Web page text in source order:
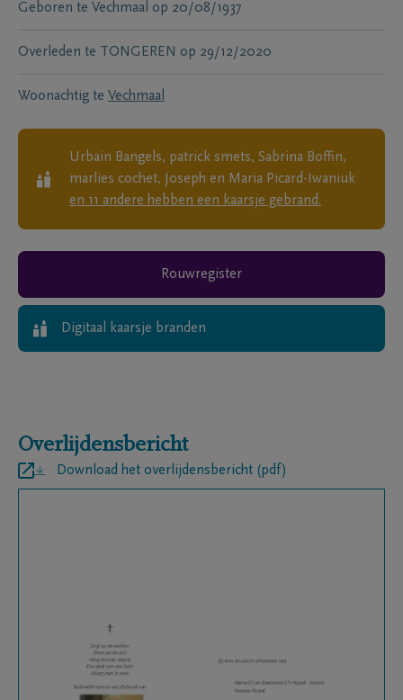
Geboren te Vechmaal op 20/08/1937
Overleden te TONGEREN op 29/12/2020
Woonachtig te Vechmaal
Urbain Bangels, patrick smets, Sabrina Boffin,
marlies cochet, Joseph en Maria Picard-Iwaniuk
en 11 andere hebben een kaarsje gebrand.
Rouwregister
Digitaal kaarsje branden
Overlijdensbericht
Download het overlijdensbericht (pdf)